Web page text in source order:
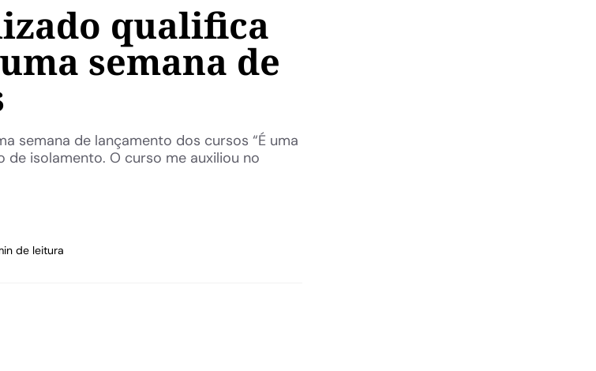
qualifica
semana de
semana de lançamento dos cursos “É uma
isolamento. O curso me auxiliou no
de leitura